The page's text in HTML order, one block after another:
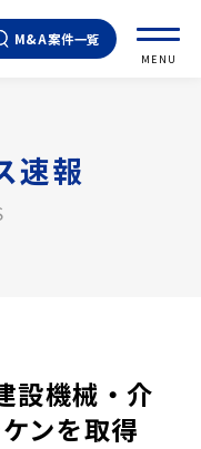
M&A案件一覧
MENU
速報
設機械・介
ンを取得